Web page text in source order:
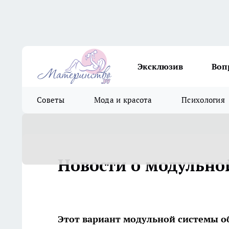
Эксклюзив
Советы Мода и красота Психология
Новости о
Этот вариант модульной системы